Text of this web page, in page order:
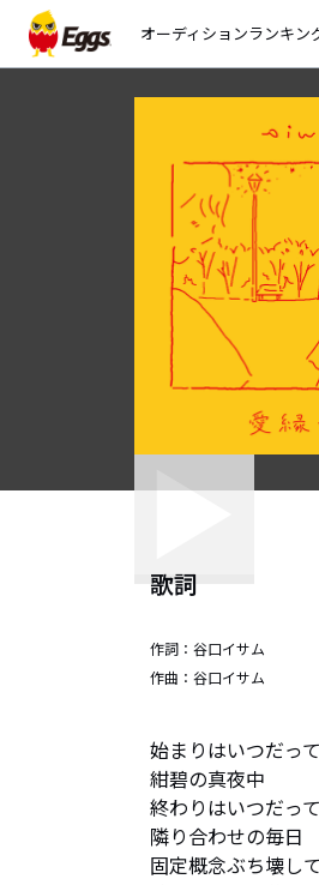
オーディションランキン
歌詞
作詞： 谷口イサム
作曲： 谷口イサム
始まりはいつだって
紺碧の真夜中
終わりはいつだって
隣り合わせの毎日
固定概念ぶち壊して